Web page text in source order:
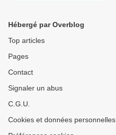
Hébergé par Overblog
Top articles
Pages
Contact
Signaler un abus
C.G.U.
Cookies et données personnelles